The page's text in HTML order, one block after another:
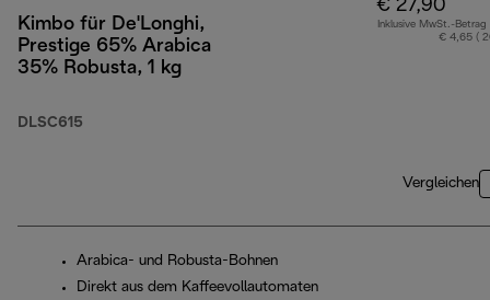
Kimbo für De'Longhi,
Prestige 65% Arabica
35% Robusta, 1 kg
DLSC615
€ 27,90
Inklusive MwSt.-Betrag
€ 4,65 (
Vergleichen
Arabica- und Robusta-Bohnen
Direkt aus dem Kaffeevollautomaten